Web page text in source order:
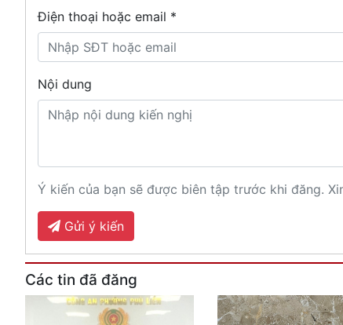
Điện thoại hoặc email *
Nội dung
Ý kiến của bạn sẽ được biên tập trước khi đăng.
Gửi ý kiến
Các tin đã đăng